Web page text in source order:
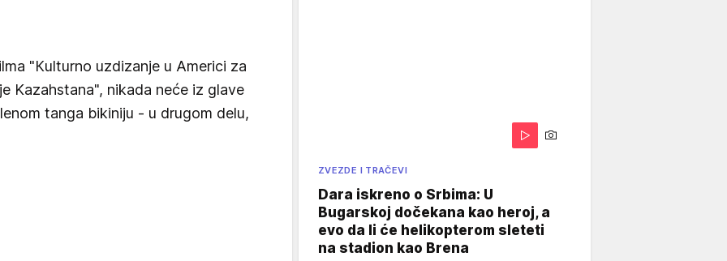
"Кulturno uzdizanje u Americi za
Kazahstana", nikada neće iz glave
tanga bikiniju - u drugom delu,
ZVEZDE I TRAČEVI
Dara iskreno o Srbima: U
Bugarskoj dočekana kao heroj, a
evo da li će helikopterom sleteti
na stadion kao Brena